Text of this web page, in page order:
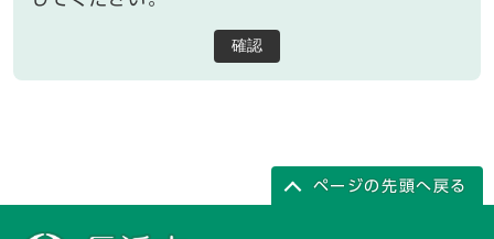
確認
ページの先頭へ戻る